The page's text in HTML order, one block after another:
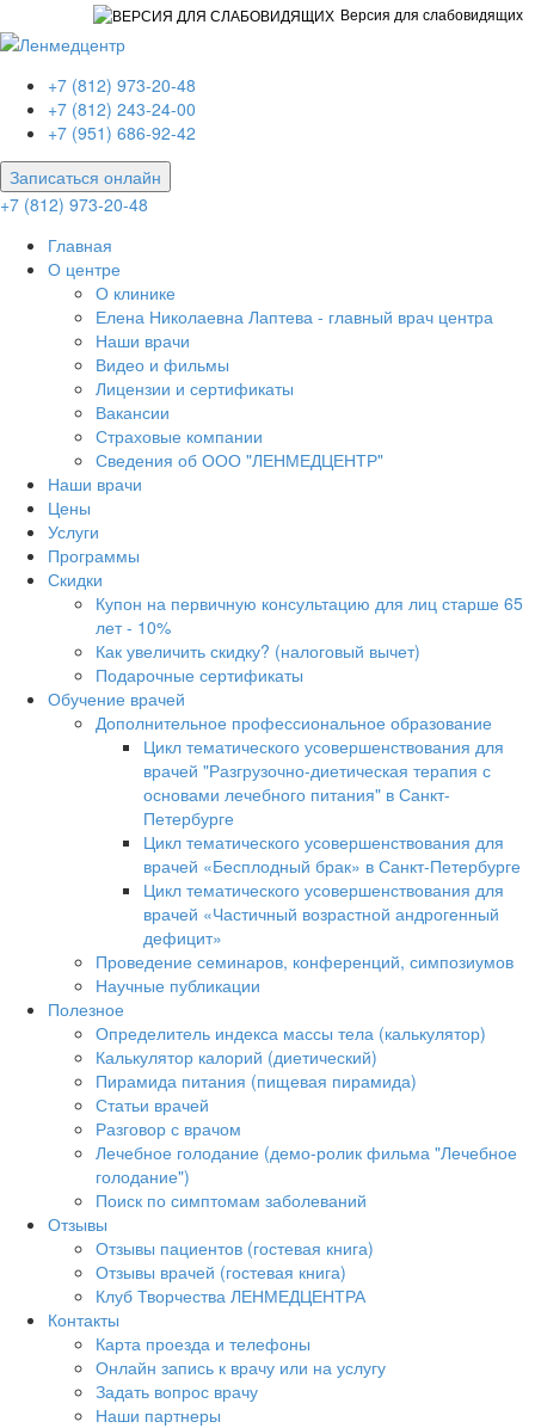
Версия для слабовидящих
+7 (812) 973-20-48
+7 (812) 243-24-00
+7 (951) 686-92-42
Записаться онлайн
+7 (812) 973-20-48
Главная
О центре
О клинике
Елена Николаевна Лаптева - главный врач центра
Наши врачи
Видео и фильмы
Лицензии и сертификаты
Вакансии
Страховые компании
Сведения об ООО "ЛЕНМЕДЦЕНТР"
Наши врачи
Цены
Услуги
Программы
Скидки
Купон на первичную консультацию для лиц старше 65
лет - 10%
Как увеличить скидку? (налоговый вычет)
Подарочные сертификаты
Обучение врачей
Дополнительное профессиональное образование
Цикл тематического усовершенствования для
врачей "Разгрузочно-диетическая терапия с
основами лечебного питания" в Санкт-
Петербурге
Цикл тематического усовершенствования для
врачей «Бесплодный брак» в Санкт-Петербурге
Цикл тематического усовершенствования для
врачей «Частичный возрастной андрогенный
дефицит»
Проведение семинаров, конференций, симпозиумов
Научные публикации
Полезное
Определитель индекса массы тела (калькулятор)
Калькулятор калорий (диетический)
Пирамида питания (пищевая пирамида)
Статьи врачей
Разговор с врачом
Лечебное голодание (демо-ролик фильма "Лечебное
голодание")
Поиск по симптомам заболеваний
Отзывы
Отзывы пациентов (гостевая книга)
Отзывы врачей (гостевая книга)
Клуб Творчества ЛЕНМЕДЦЕНТРА
Контакты
Карта проезда и телефоны
Онлайн запись к врачу или на услугу
Задать вопрос врачу
Наши партнеры